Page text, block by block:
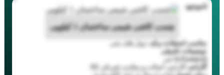
ناموجود
چسب کاشی شیمی ساختمان 1 کیلویی
مناسب استفاده برای
دیوار های بتنی
توضیحات تکمیلی
Is Featured
گارانتی
گارانتی اصالت و سلامت فیزیکی کالا